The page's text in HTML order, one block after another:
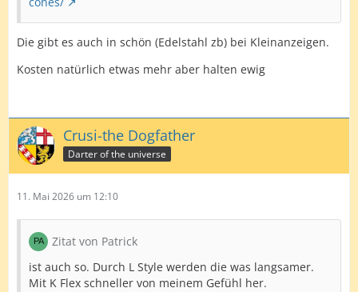
Die gibt es auch in schön (Edelstahl zb) bei Kleinanzeigen.
Kosten natürlich etwas mehr aber halten ewig
Crusi-the Dogfather
Darter of the universe
11. Mai 2026 um 12:10
Zitat von Patrick
ist auch so. Durch L Style werden die was langsamer.
Mit K Flex schneller von meinem Gefühl her.